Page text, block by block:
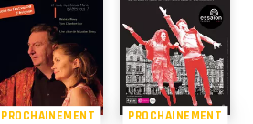
PROCHAINEMENT PROCHAINEMENT